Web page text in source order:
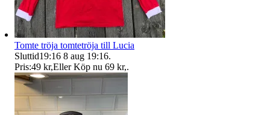
Tomte tröja tomtetröja till Lucia
Sluttid19:16 8 aug 19:16.
Pris:49 kr,Eller Köp nu 69 kr,.